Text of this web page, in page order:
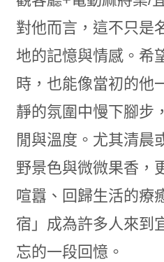
對他而言，這不只是
地的記憶與情感。希
時，也能像當初的他
靜的氛圍中慢下腳步
閒與溫度。尤其清晨
野景色與微微果香，
喧囂、回歸生活的療
宿」成為許多人來到
忘的一段回憶。